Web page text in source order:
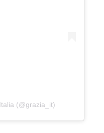
(@grazia_it)